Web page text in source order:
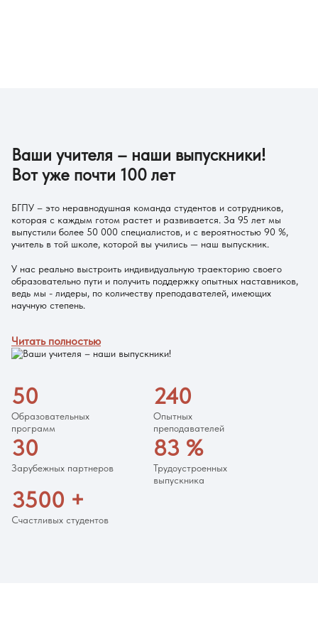
Ваши учителя – наши выпускники!
Вот уже почти 100 лет
БГПУ – это неравнодушная команда студентов и сотрудников,
которая с каждым готом растет и развивается. За 95 лет мы
выпустили более 50 000 специалистов, и с вероятностью 90 %,
учитель в той школе, которой вы учились — наш выпускник.
У нас реально выстроить индивидуальную траекторию своего
образовательно пути и получить поддержку опытных наставников,
ведь мы - лидеры, по количеству преподавателей, имеющих
научную степень.
Читать полностью
50
Образовательных
программ
240
Опытных
преподавателей
30
Зарубежных партнеров
83 %
Трудоустроенных
выпускника
3500 +
Счастливых студентов